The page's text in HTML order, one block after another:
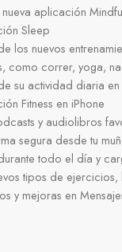
aplicación
Sleep
los nuevos
como correr, yoga,
su actividad diaria
Fitness en iPhone
y audiolibros
segura desde tu
todo el día y
tipos de
y mejoras en